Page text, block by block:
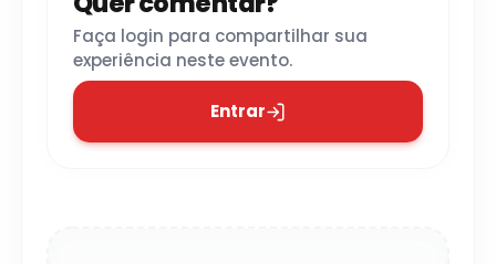
Faça login para compartilhar sua
experiência neste evento.
Entrar